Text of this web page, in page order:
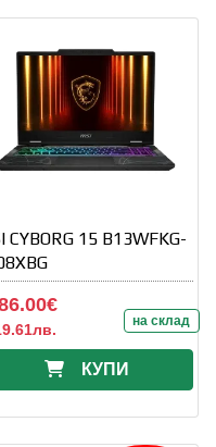
CYBORG 15 B13WFKG-
на склад
КУПИ